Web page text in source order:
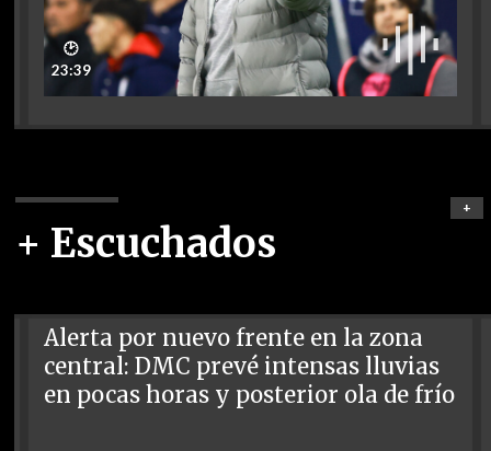
🕑
23:39
+ Escuchados
+
Alerta por nuevo frente en la zona
central: DMC prevé intensas lluvias
en pocas horas y posterior ola de frío